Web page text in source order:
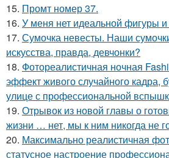
15. Промт номер 37.
16. У меня нет идеальной фигуры и
17. Сумочка невесты. Наши
искусства, правда, девчонки?
18. Фотореалистичная ночная
эффект живого случайного кадра,
улице с профессиональной
19. Отрывок из новой главы о
жизни … нет, мы к ним никогда не
20. Максимально реалистичная
статусное настроение